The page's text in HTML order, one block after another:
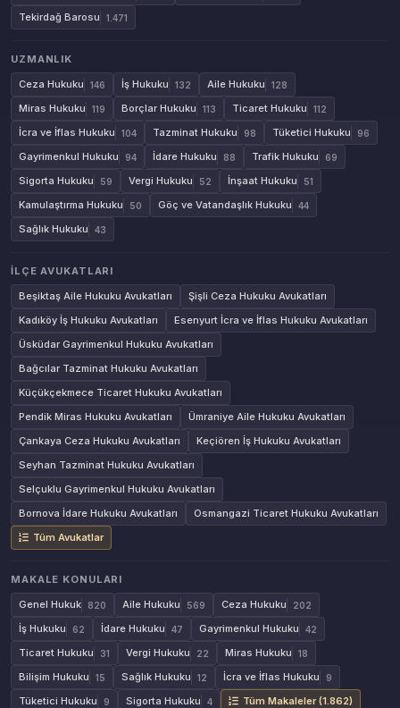
Tekirdağ Barosu 1.471
UZMANLIK
Ceza Hukuku
146 İş Hukuku 132 Aile Hukuku 128
Miras Hukuku 119 Borçlar Hukuku 113 Ticaret Hukuku 112
İcra ve İflas Hukuku 104 Tazminat Hukuku 98 Tüketici Hukuku 96
Gayrimenkul Hukuku 94 İdare Hukuku 88 Trafik Hukuku 69
Sigorta Hukuku 59 Vergi Hukuku 52 İnşaat Hukuku 51
Kamulaştırma Hukuku 50 Göç ve Vatandaşlık Hukuku 44
Sağlık Hukuku 43
İLÇE AVUKATLARI
Beşiktaş Aile Hukuku Avukatları
Şişli Ceza Hukuku Avukatları
Kadıköy İş Hukuku Avukatları
Esenyurt İcra ve İflas Hukuku Avukatları
Üsküdar Gayrimenkul Hukuku Avukatları
Bağcılar Tazminat Hukuku Avukatları
Küçükçekmece Ticaret Hukuku Avukatları
Pendik Miras Hukuku Avukatları
Ümraniye Aile Hukuku Avukatları
Çankaya Ceza Hukuku Avukatları
Keçiören İş Hukuku Avukatları
Seyhan Tazminat Hukuku Avukatları
Selçuklu Gayrimenkul Hukuku Avukatları
Bornova İdare Hukuku Avukatları
Osmangazi Ticaret Hukuku Avukatları
Tüm Avukatlar
MAKALE KONULARI
Genel Hukuk
820 Aile Hukuku 569 Ceza Hukuku 202
İş Hukuku 62 İdare Hukuku 47 Gayrimenkul Hukuku 42
Ticaret Hukuku 31 Vergi Hukuku 22 Miras Hukuku 18
Bilişim Hukuku 15 Sağlık Hukuku 12 İcra ve İflas Hukuku 9
Tüketici Hukuku 9 Sigorta Hukuku 4 Tüm Makaleler (1.862)